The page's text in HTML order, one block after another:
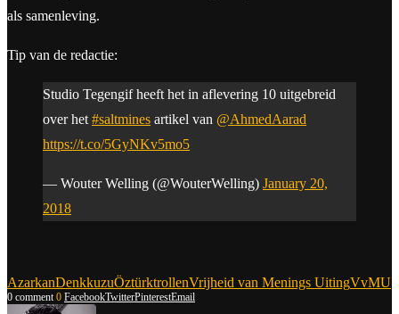
als samenleving.
Tip van de redactie:
Studio Tegengif heeft het in aflevering 10 uitgebreid
over het #saltmines artikel van @AhmedAarad
https://t.co/5GyNKv5mo5
— Wouter Welling (@WouterWelling) January 20,
2018
AzarkanDenkkuzuÖztürktrollenVrijheid van Menings UitingVvMU
0 comment 0 FacebookTwitterPinterestEmail